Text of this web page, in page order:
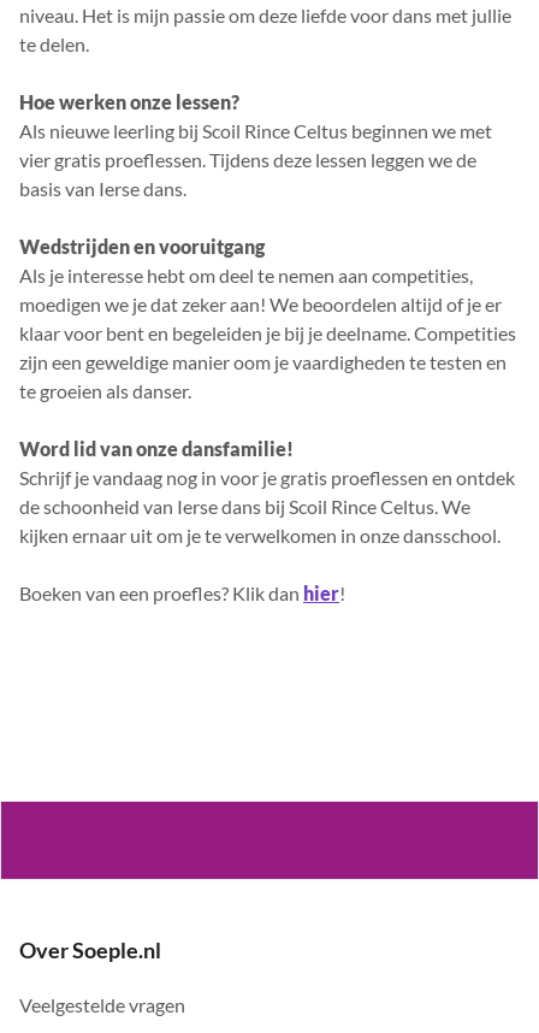
niveau. Het is mijn passie om deze liefde voor dans met jullie
te delen.
Hoe werken onze lessen?
Als nieuwe leerling bij Scoil Rince Celtus beginnen we met
vier gratis proeflessen. Tijdens deze lessen leggen we de
basis van Ierse dans.
Wedstrijden en vooruitgang
Als je interesse hebt om deel te nemen aan competities,
moedigen we je dat zeker aan! We beoordelen altijd of je er
klaar voor bent en begeleiden je bij je deelname. Competities
zijn een geweldige manier oom je vaardigheden te testen en
te groeien als danser.
Word lid van onze dansfamilie!
Schrijf je vandaag nog in voor je gratis proeflessen en ontdek
de schoonheid van Ierse dans bij Scoil Rince Celtus. We
kijken ernaar uit om je te verwelkomen in onze dansschool.
Boeken van een proefles? Klik dan hier!
Over Soeple.nl
Veelgestelde vragen